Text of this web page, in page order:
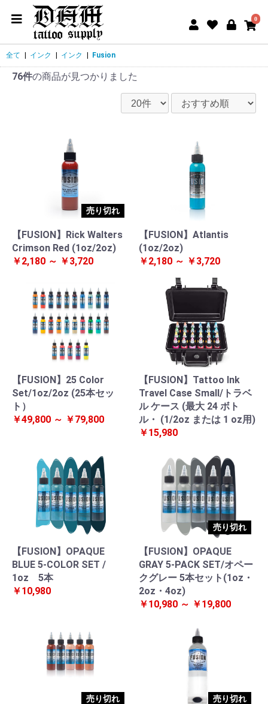
0
全て | インク | インク | Fusion
76件の商品が見つかりました
売り切れ
【FUSION】Rick Walters
Crimson Red (1oz/2oz)
￥2,180 ～ ￥3,720
【FUSION】Atlantis
(1oz/2oz)
￥2,180 ～ ￥3,720
【FUSION】25 Color
Set/1oz/2oz (25本セッ
ト）
￥49,800 ～ ￥79,800
【FUSION】Tattoo Ink
Travel Case Small/トラベ
ル ケース (最大 24 ボト
ル・ (1/2oz または 1 oz用)
￥15,980
【FUSION】OPAQUE
BLUE 5-COLOR SET /
1oz 5本
￥10,980
売り切れ
【FUSION】OPAQUE
GRAY 5-PACK SET/オペー
クグレー 5本セット(1oz・
2oz・4oz)
￥10,980 ～ ￥19,800
売り切れ 売り切れ